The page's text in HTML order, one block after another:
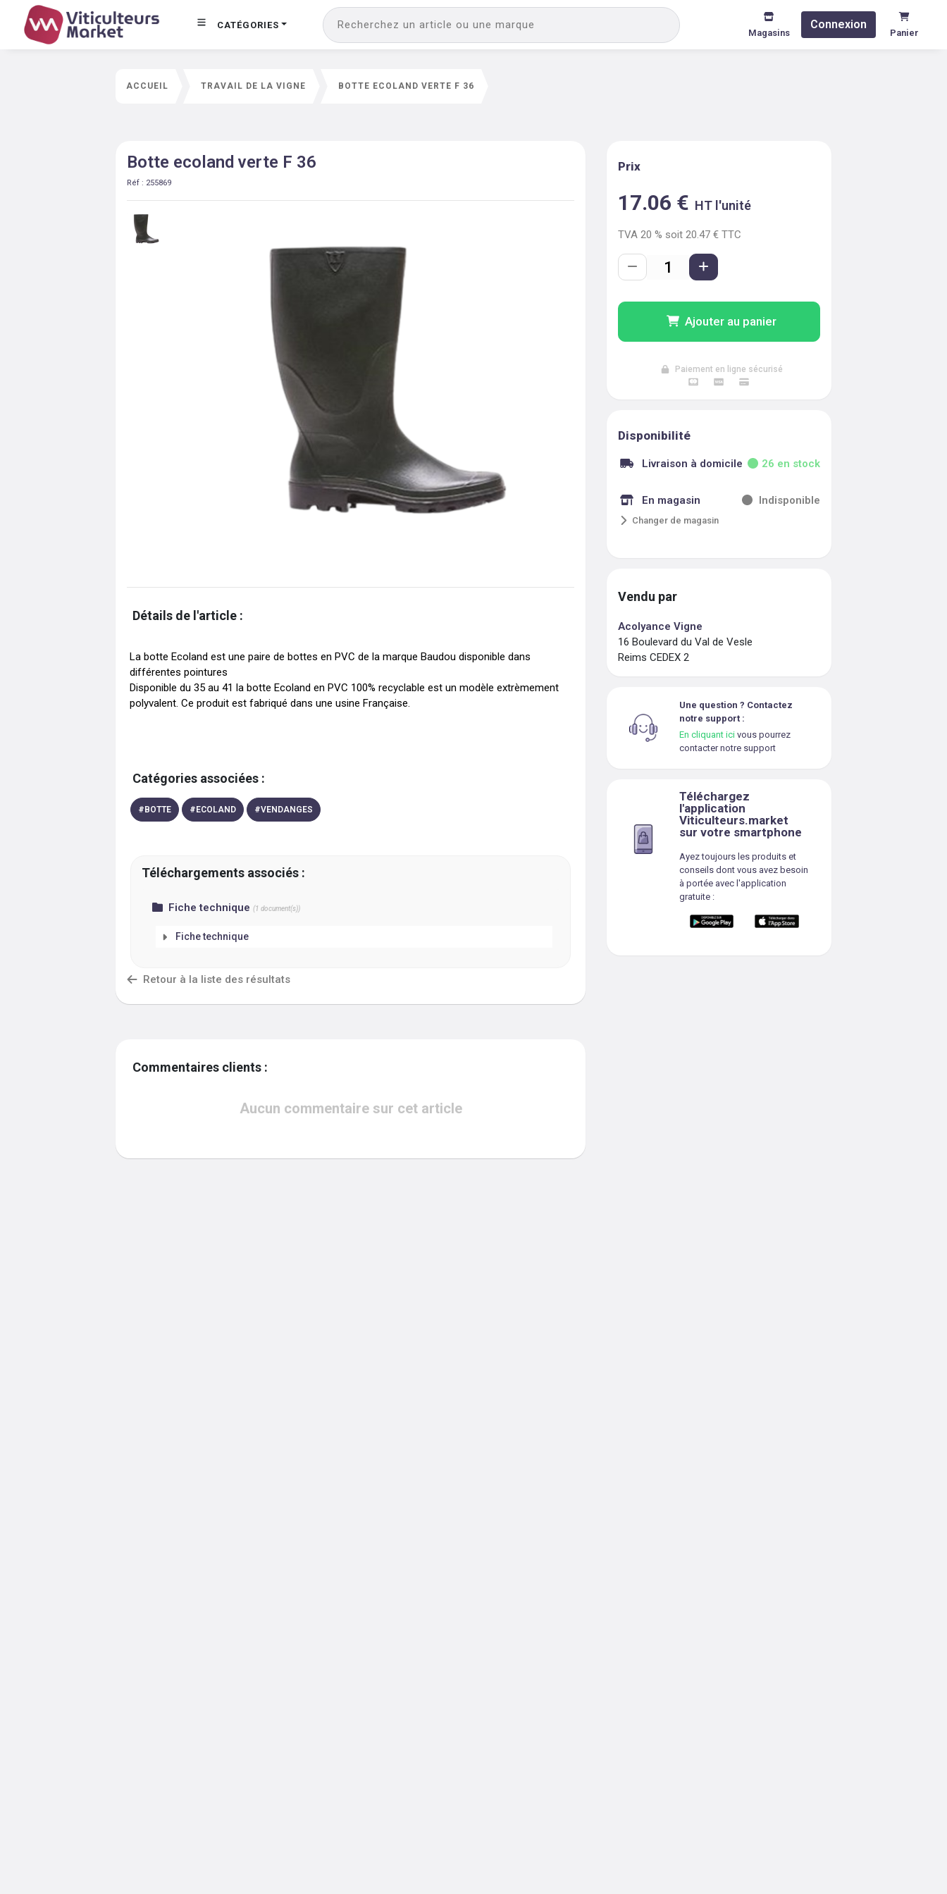
CATÉGORIES
Magasins
Connexion
Panier
ACCUEIL TRAVAIL DE LA VIGNE BOTTE ECOLAND VERTE F 36
Botte ecoland verte F 36
Réf : 255869
Détails de l'article :
La botte Ecoland est une paire de bottes en PVC de la marque Baudou disponible dans
différentes pointures
Disponible du 35 au 41 la botte Ecoland en PVC 100% recyclable est un modèle extrèmement
polyvalent. Ce produit est fabriqué dans une usine Française.
Catégories associées :
# BOTTE # ECOLAND #VENDANGES
Téléchargements associés :
Fiche technique (1 document(s))
Fiche technique
Retour à la liste des résultats
Commentaires clients :
Aucun commentaire sur cet article
Prix
17.06 € HT l'unité
TVA20 % soit 20.47 € TTC
Ajouter au panier
Paiement en ligne sécurisé
Disponibilité
Livraison à domicile 26 en stock
En magasin Indisponible
Changer de magasin
Vendu par
Acolyance Vigne
16 Boulevard du Val de Vesle
Reims CEDEX 2
Une question ? Contactez
notre support :
En cliquant ici vous pourrez
contacter notre support
Téléchargez
l'application
Viticulteurs.market
sur votre smartphone
Ayez toujours les produits et
conseils dont vous avez besoin
à portée avec l'application
gratuite :